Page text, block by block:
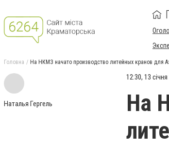
Головна На НКМЗ начато производство литейных кранов для
Наталья Гергель
12:30, 13
На